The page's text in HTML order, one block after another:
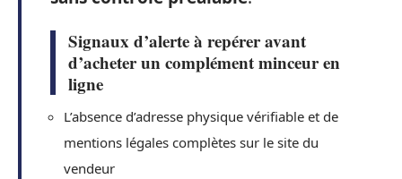
Signaux d’alerte à repérer avant
d’acheter un complément minceur en
ligne
L’absence d’adresse physique vérifiable et de
mentions légales complètes sur le site du
vendeur